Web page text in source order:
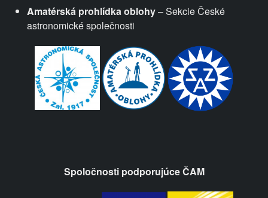
Amatérská prohlídka oblohy– Sekcie České
astronomické společnosti
Spoločnosti podporujúce ČAM